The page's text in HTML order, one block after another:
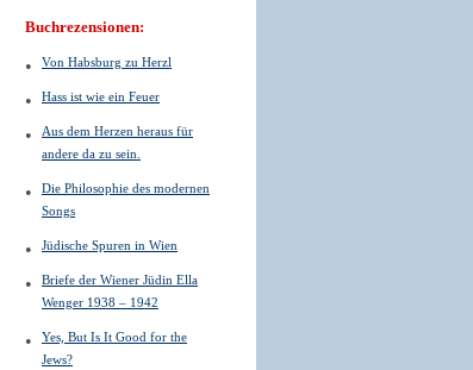
Buchrezensionen:
Von Habsburg zu Herzl
Hass ist wie ein Feuer
Aus dem Herzen heraus für
andere da zu sein.
Die Philosophie des modernen
Songs
Jüdische Spuren in Wien
Briefe der Wiener Jüdin Ella
Wenger 1938 – 1942
Yes, But Is It Good for the
Jews?